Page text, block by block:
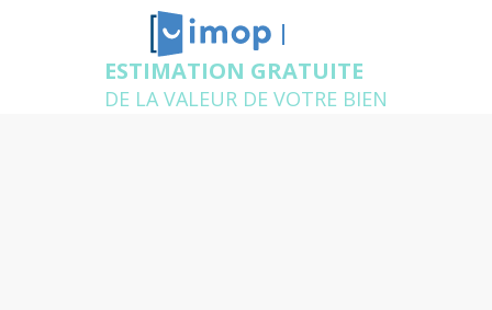
ESTIMATION GRATUITE
DE LA VALEUR DE VOTRE BIEN